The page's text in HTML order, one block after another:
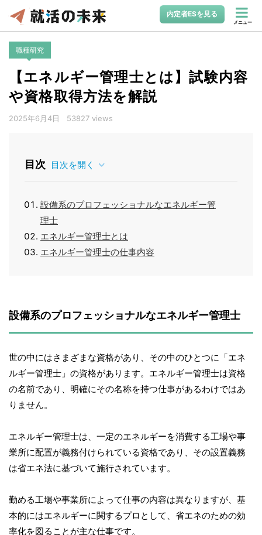
内定者ESを見る
メニュー
職種研究
【エネルギー管理士とは】試験内容
や資格取得方法を解説
2025年6月4日 53827 views
目次 目次を開く
設備系のプロフェッショナルなエネルギー管
理士
エネルギー管理士とは
エネルギー管理士の仕事内容
設備系のプロフェッショナルなエネルギー管理士
世の中にはさまざまな資格があり、その中のひとつに「エネ
ルギー管理士」の資格があります。エネルギー管理士は資格
の名前であり、明確にその名称を持つ仕事があるわけではあ
りません。
エネルギー管理士は、一定のエネルギーを消費する工場や事
業所に配置が義務付けられている資格であり、その設置義務
は省エネ法に基づいて施行されています。
勤める工場や事業所によって仕事の内容は異なりますが、基
本的にはエネルギーに関するプロとして、省エネのための効
率化を図ることが主な仕事です。